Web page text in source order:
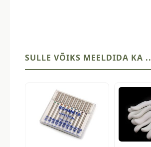
SULLE VÕIKS MEELDIDA KA ..